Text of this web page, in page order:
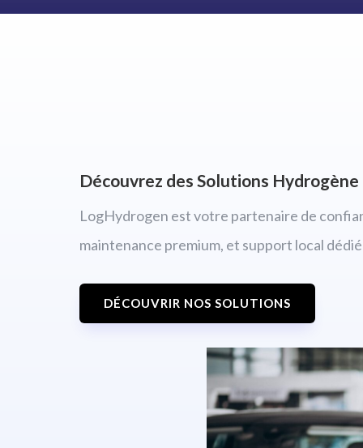
Découvrez des Solutions
LogHydrogen est votre partenaire de
maintenance premium, et support local dédié
DÉCOUVRIR NOS SOLUTIONS